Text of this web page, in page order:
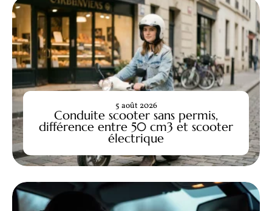
Conduite scooter sans permis,
différence entre 50 cm3 et scooter
électrique
5 août 2026